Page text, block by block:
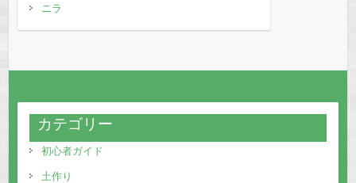
ニラ
カテゴリー
初心者ガイド
土作り